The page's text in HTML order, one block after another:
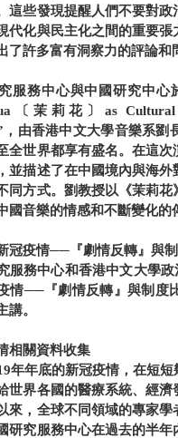
這些發現提醒人們不要對
代化與民主化之間的重要
了許多富有洞察力的評論和
服務中心與中國研究中心
〔茉莉花〕as Cultural
，由香港中文大學音樂系
全世界都享有盛名。在這
並描述了在中國境內與海
同方式。劉教授以《茉莉
國音樂的情感和不斷變化的
冠疫情── 『劇情反轉』與
服務中心和香港中文大學
情──『劇情反轉』與制度
講。
相關資料收集
年年底的新冠疫情，在短
世界各國的醫療系統、經
來，全球不同領域的專家
研究服務中心在過去的半年